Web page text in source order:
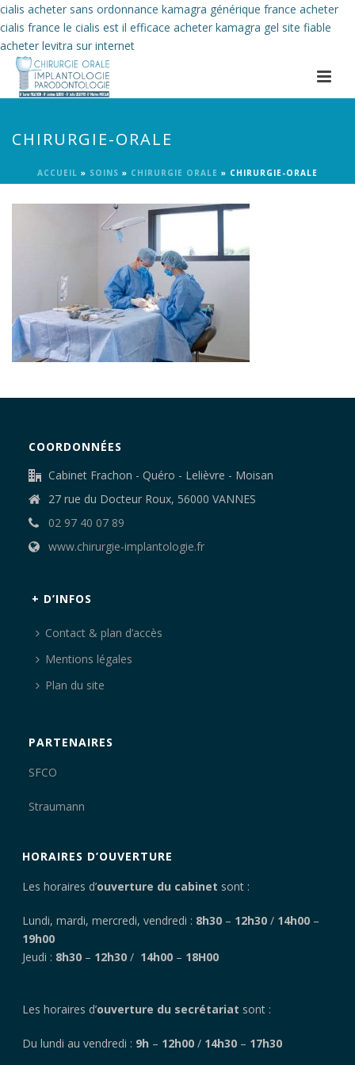
cialis acheter sans ordonnance kamagra générique france acheter
cialis france le cialis est il efficace acheter kamagra gel site fiable
acheter levitra sur internet
CHIRURGIE-ORALE
ACCUEIL » SOINS » CHIRURGIE ORALE » CHIRURGIE-ORALE
COORDONNÉES
Cabinet Frachon - Quéro - Lelièvre - Moisan
27 rue du Docteur Roux, 56000 VANNES
02 97 40 07 89
www.chirurgie-implantologie.fr
+ D’INFOS
Contact & plan d’accès
Mentions légales
Plan du site
PARTENAIRES
SFCO
Straumann
HORAIRES D’OUVERTURE
Les horaires d’ouverture du cabinet sont :
Lundi, mardi, mercredi, vendredi : 8h30 – 12h30 / 14h00 –
19h00
Jeudi : 8h30 – 12h30 / 14h00 – 18H00
Les horaires d’ouverture du secrétariat sont :
Du lundi au vendredi : 9h – 12h00 / 14h30 – 17h30